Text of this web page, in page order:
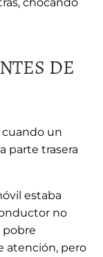
DE
cuando un
parte trasera
estaba
no
pobre
atención, pero